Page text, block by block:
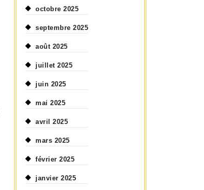
octobre 2025
septembre 2025
août 2025
juillet 2025
juin 2025
mai 2025
avril 2025
mars 2025
février 2025
janvier 2025